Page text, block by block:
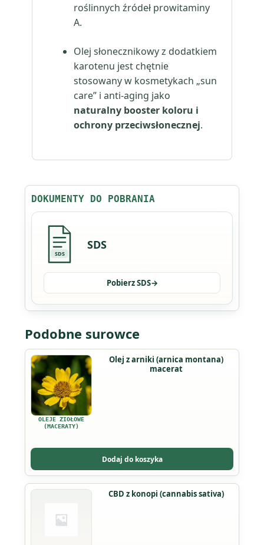
roślinnych źródeł prowitaminy
A.
Olej słonecznikowy z dodatkiem
karotenu jest chętnie
stosowany w kosmetykach „sun
care” i anti-aging jako
naturalny booster koloru i
ochrony przeciwsłonecznej.
DOKUMENTY DO POBRANIA
SDS
SDS
Pobierz SDS→
Podobne surowce
OLEJE ZIOŁOWE
(MACERATY)
Olej z arniki (arnica montana)
macerat
Dodaj do koszyka
Ten
produkt
ma
wiele
wariantów.
Opcje
na
stronie
CBD z konopi (cannabis sativa)